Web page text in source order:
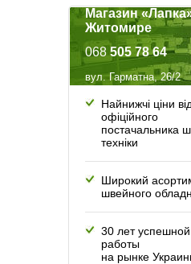
Магазин
Житомире
068 505 78 64
вул. Гарматна, 26/2
Найнижчі ціни від
офіційного
постачальника
техніки
Широкий
швейного
30 лет успешной
работы
на рынке